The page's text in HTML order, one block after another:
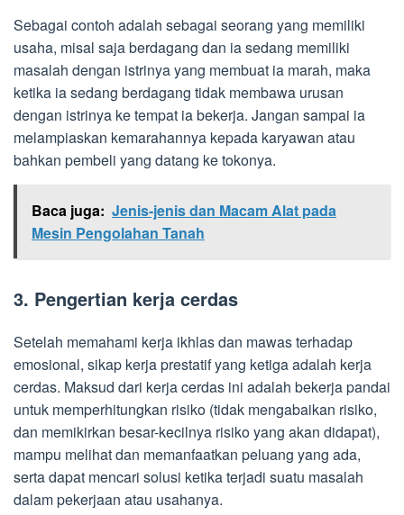
Sebagai contoh adalah sebagai seorang yang memiliki
usaha, misal saja berdagang dan ia sedang memiliki
masalah dengan istrinya yang membuat ia marah, maka
ketika ia sedang berdagang tidak membawa urusan
dengan istrinya ke tempat ia bekerja. Jangan sampai ia
melampiaskan kemarahannya kepada karyawan atau
bahkan pembeli yang datang ke tokonya.
Baca juga: Jenis-jenis dan Macam Alat pada
Mesin Pengolahan Tanah
3. Pengertian kerja cerdas
Setelah memahami kerja ikhlas dan mawas terhadap
emosional, sikap kerja prestatif yang ketiga adalah kerja
cerdas. Maksud dari kerja cerdas ini adalah bekerja pandai
untuk memperhitungkan risiko (tidak mengabaikan risiko,
dan memikirkan besar-kecilnya risiko yang akan didapat),
mampu melihat dan memanfaatkan peluang yang ada,
serta dapat mencari solusi ketika terjadi suatu masalah
dalam pekerjaan atau usahanya.